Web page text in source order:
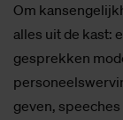
Om
alles uit de kast:
gesprekken
geven,